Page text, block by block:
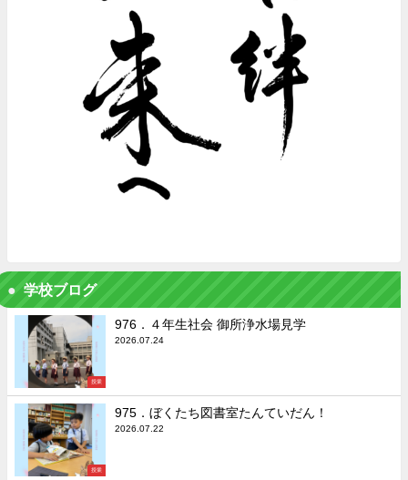
学校ブログ
授業
976．４年生社会 御所浄水場見学
2026.07.24
授業
975．ぼくたち図書室たんていだん！
2026.07.22